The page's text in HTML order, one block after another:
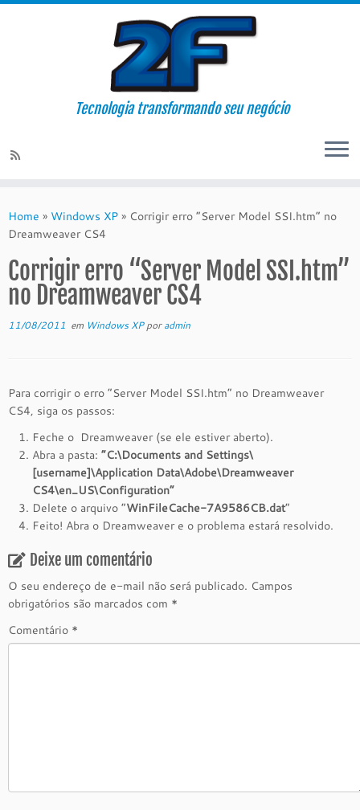
content
Tecnologia transformando seu negócio
Home » Windows XP » Corrigir erro “Server Model SSI.htm” no
Dreamweaver CS4
Corrigir erro “Server Model SSI.htm”
no Dreamweaver CS4
11/08/2011 em Windows XPporadmin
Para corrigir o erro “Server Model SSI.htm” no Dreamweaver
CS4, siga os passos:
Feche o Dreamweaver (se ele estiver aberto).
Abra a pasta: “C:\Documents and Settings\
[username]\Application Data\Adobe\Dreamweaver
CS4\en_US\Configuration”
Delete o arquivo “WinFileCache-7A9586CB.dat“
Feito! Abra o Dreamweaver e o problema estará resolvido.
Deixe um comentário
O seu endereço de e-mail não será publicado. Campos
obrigatórios são marcados com *
Comentário *